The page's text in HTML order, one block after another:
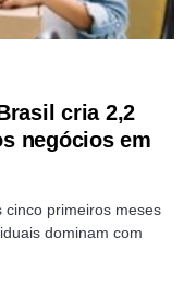
cria 2,2
negócios em
cinco primeiros meses
dominam com